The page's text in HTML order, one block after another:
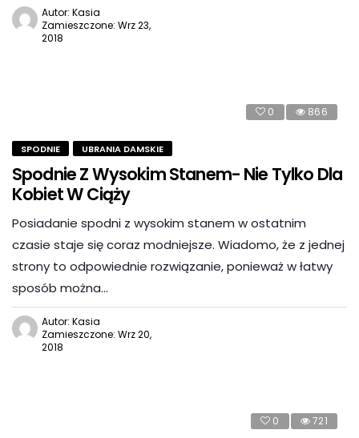
Autor: Kasia
Zamieszczone: Wrz 23,
2018
0 866
SPODNIE UBRANIA DAMSKIE
Spodnie Z Wysokim Stanem- Nie Tylko Dla
Kobiet W Ciąży
Posiadanie spodni z wysokim stanem w ostatnim
czasie staje się coraz modniejsze. Wiadomo, że z jednej
strony to odpowiednie rozwiązanie, ponieważ w łatwy
sposób można…
Autor: Kasia
Zamieszczone: Wrz 20,
2018
0 721